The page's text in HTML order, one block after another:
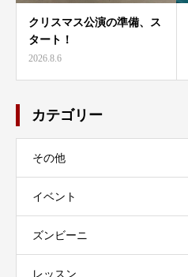
クリスマス公演の準備、ス
タート！
2026.8.6
カテゴリー
その他
イベント
ズンビーニ
レッスン